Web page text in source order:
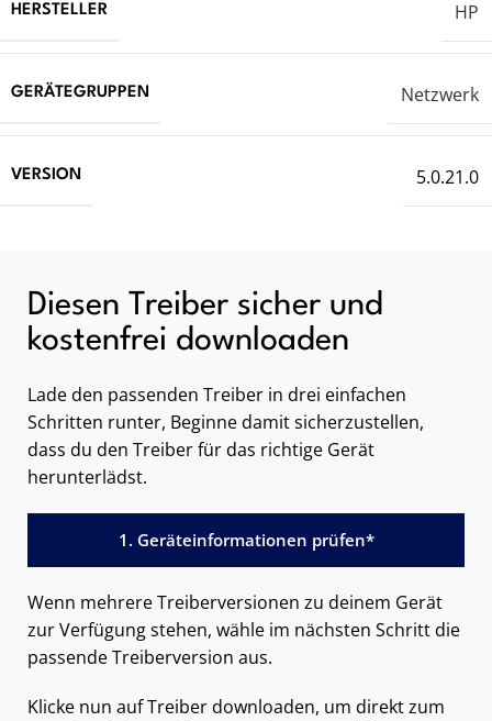
HERSTELLER HP
GERÄTEGRUPPEN Netzwerk
VERSION 5.0.21.0
Diesen Treiber sicher und
kostenfrei downloaden
Lade den passenden Treiber in drei einfachen
Schritten runter, Beginne damit sicherzustellen,
dass du den Treiber für das richtige Gerät
herunterlädst.
1. Geräteinformationen prüfen*
Wenn mehrere Treiberversionen zu deinem Gerät
zur Verfügung stehen, wähle im nächsten Schritt die
passende Treiberversion aus.
Klicke nun auf Treiber downloaden, um direkt zum